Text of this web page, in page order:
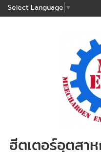
Select Language ▼
ฮีตเตอร์อุตสา